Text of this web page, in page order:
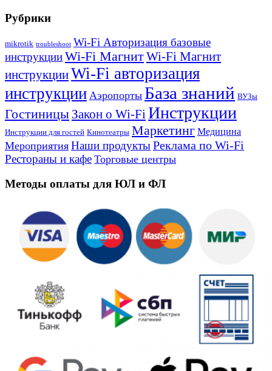
Рубрики
mikrotik troubleshoot Wi-Fi Авторизация базовые
инструкцииWi-Fi МагнитWi-Fi Магнит
инструкцииWi-Fi авторизация
инструкции Аэропорты База знаний ВУЗы
Гостиницы Закон о Wi-FiИнструкции
Инструкции для гостей Кинотеатры Маркетинг Медицина
Мероприятия Наши продуктыРеклама по Wi-Fi
Рестораны и кафе Торговые центры
Методы оплаты для ЮЛ и ФЛ